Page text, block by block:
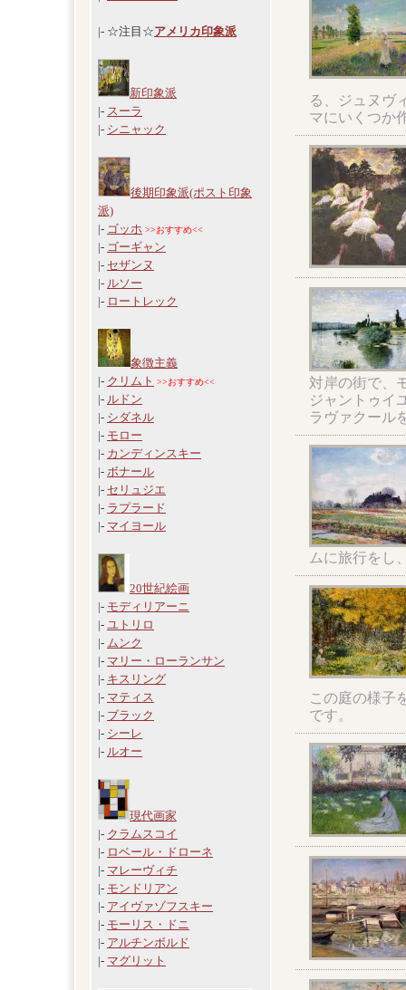
|- ☆注目☆アメリカ印象派
新印象派
|- スーラ
|- シニャック
後期印象派(ポスト印象
派)
|- ゴッホ >>おすすめ<<
|- ゴーギャン
|- セザンヌ
|- ルソー
|- ロートレック
象徴主義
|- クリムト >>おすすめ<<
|- ルドン
|- シダネル
|- モロー
|- カンディンスキー
|- ボナール
|- セリュジエ
|- ラプラード
|- マイヨール
20世紀絵画
|- モディリアーニ
|- ユトリロ
|- ムンク
|- マリー・ローランサン
|- キスリング
|- マティス
|- ブラック
|- シーレ
|- ルオー
現代画家
|- クラムスコイ
|- ロベール・ドローネ
|- マレーヴィチ
|- モンドリアン
|- アイヴァゾフスキー
|- モーリス・ドニ
|- アルチンボルド
|- マグリット
る、ジュヌヴ
マにいくつか
対岸の街で、
ジャントゥイ
ラヴァクール
ムに旅行をし
この庭の様子
です。